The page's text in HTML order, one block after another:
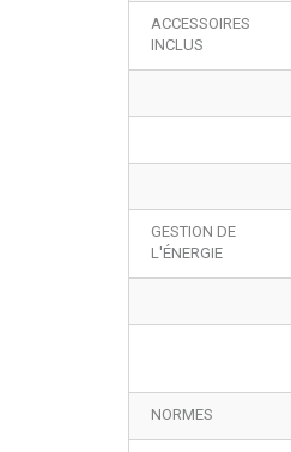
ACCESSOIRES
INCLUS
GESTION DE
L'ÉNERGIE
NORMES